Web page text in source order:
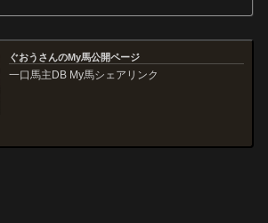
ぐおうさんのMy馬公開ページ
一口馬主DB My馬シェアリンク